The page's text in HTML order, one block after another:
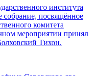
института
собрание, посвящённое
комитета
мероприятии принял
Тихон.